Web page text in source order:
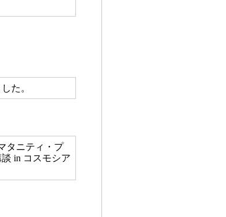
た。
タニティ・プ
in コスモシア